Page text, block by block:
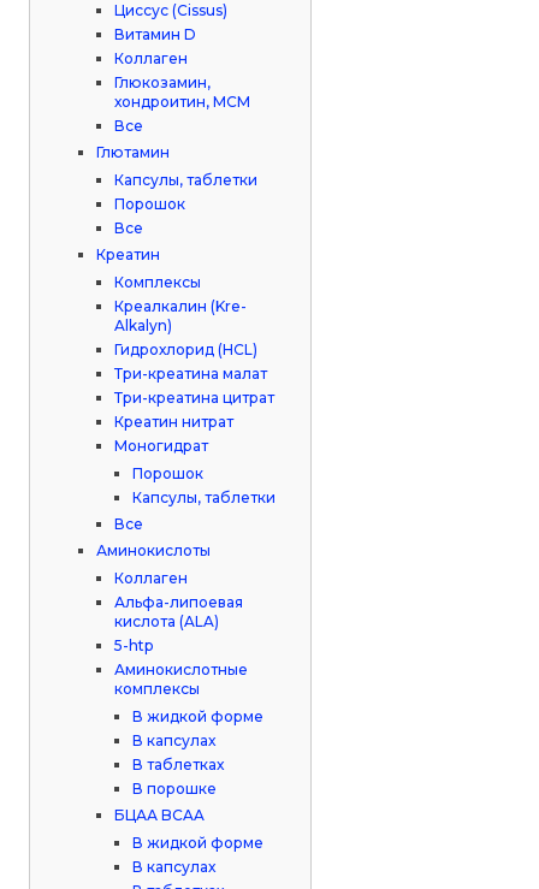
Циссус (Cissus)
Витамин D
Коллаген
Глюкозамин,
хондроитин, МСМ
Все
Глютамин
Капсулы, таблетки
Порошок
Все
Креатин
Комплексы
Креалкалин (Kre-
Alkalyn)
Гидрохлорид (HCL)
Три-креатина малат
Три-креатина цитрат
Креатин нитрат
Моногидрат
Порошок
Капсулы, таблетки
Все
Аминокислоты
Коллаген
Альфа-липоевая
кислота (ALA)
5-htp
Аминокислотные
комплексы
В жидкой форме
В капсулах
В таблетках
В порошке
БЦАА BCAA
В жидкой форме
В капсулах